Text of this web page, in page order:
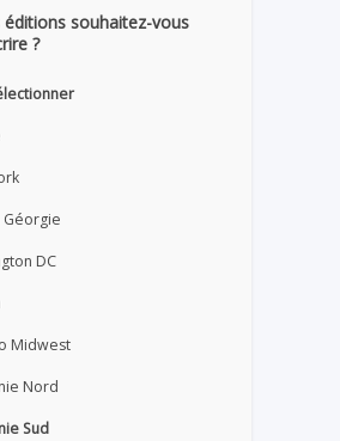
éditions souhaitez-vous
?
Géorgie
DC
Midwest
Nord
Sud